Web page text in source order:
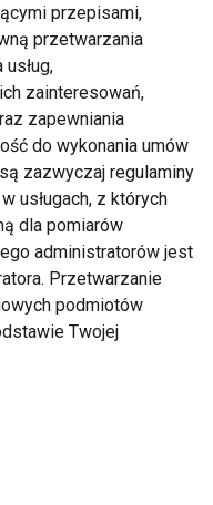
regeneracja
sposobów na
powrót do
detoks po
Dlaczego warto
telefon choć
przepisami,
przetwarzania
zainteresowań,
zapewniania
do wykonania umów
zazwyczaj regulaminy
usługach, z których
dla pomiarów
administratorów jest
Przetwarzanie
podmiotów
Twojej